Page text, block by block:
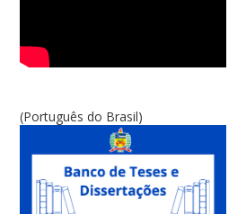
(Português do Brasil)